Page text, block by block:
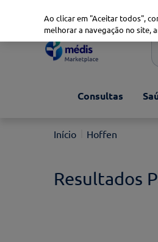
Consultas
Hoffen
Ao clicar em "Aceitar todos",
melhorar a navegação no site,